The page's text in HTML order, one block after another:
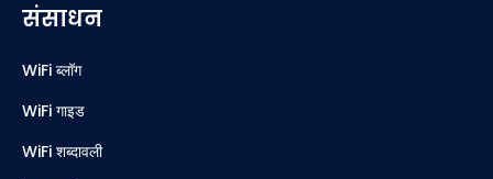
संसाधन
WiFi ब्लॉग
WiFi गाइड
WiFi शब्दावली